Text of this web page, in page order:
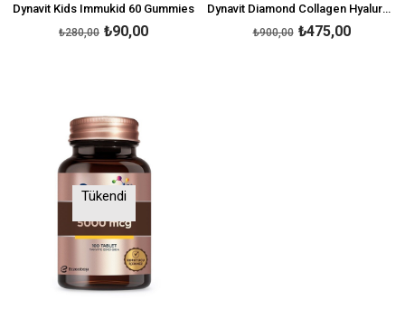
Dynavit Kids Immukid 60 Gummies
₺90,00
₺280,00
Dynavit Diamond Collagen Hyaluronic Acid 30 Tablet
₺475,00
₺900,00
Tükendi